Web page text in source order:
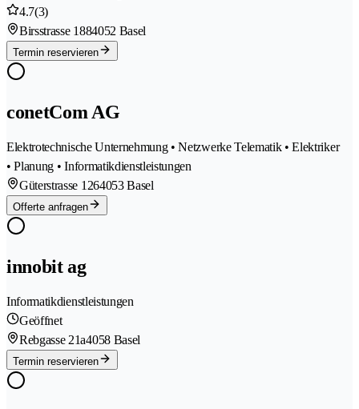
4.7(3)
Birsstrasse 1884052 Basel
Termin reservieren
conetCom AG
Elektrotechnische Unternehmung • Netzwerke Telematik • Elektriker
• Planung • Informatikdienstleistungen
Güterstrasse 1264053 Basel
Offerte anfragen
innobit ag
Informatikdienstleistungen
Geöffnet
Rebgasse 21a4058 Basel
Termin reservieren